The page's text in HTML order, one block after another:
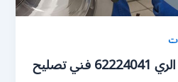
خدمة صيانة غسالات الري 62224041 فني تصليح